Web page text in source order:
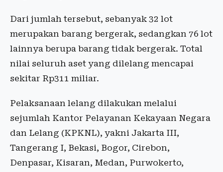
Dari jumlah tersebut, sebanyak 32 lot
merupakan barang bergerak, sedangkan 76 lot
lainnya berupa barang tidak bergerak. Total
nilai seluruh aset yang dilelang mencapai
sekitar Rp311 miliar.
Pelaksanaan lelang dilakukan melalui
sejumlah Kantor Pelayanan Kekayaan Negara
dan Lelang (KPKNL), yakni Jakarta III,
Tangerang I, Bekasi, Bogor, Cirebon,
Denpasar, Kisaran, Medan, Purwokerto,